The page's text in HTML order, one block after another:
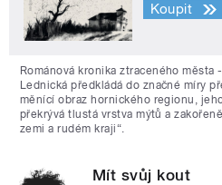
Koupit
Románová kronika ztraceného města
Lednická předkládá do značné míry
měnící obraz hornického regionu,
překrývá tlustá vrstva mýtů a
zemi a rudém kraji“.
Mít svůj kout